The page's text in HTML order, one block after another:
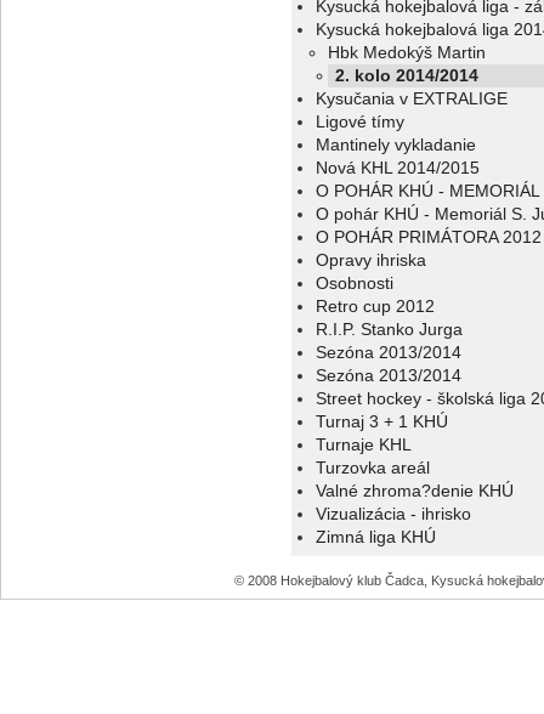
Kysucká hokejbalová liga -
Kysucká hokejbalová liga
Hbk Medokýš Martin
2. kolo 2014/2014
Kysučania v EXTRALIGE
Ligové tímy
Mantinely vykladanie
Nová KHL 2014/2015
O POHÁR KHÚ - MEMORIÁL
O pohár KHÚ - Memoriál S.
O POHÁR PRIMÁTORA 2012
Opravy ihriska
Osobnosti
Retro cup 2012
R.I.P. Stanko Jurga
Sezóna 2013/2014
Sezóna 2013/2014
Street hockey - školská liga
Turnaj 3 + 1 KHÚ
Turnaje KHL
Turzovka areál
Valné zhroma?denie KHÚ
Vizualizácia - ihrisko
Zimná liga KHÚ
© 2008 Hokejbalový klub Čadca, Kysucká